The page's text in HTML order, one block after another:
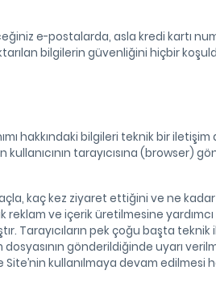
e-postalarda, asla kredi kartı
bilgilerin güvenliğini hiçbir
hakkındaki bilgileri teknik bir
tarayıcısına (browser)
kaç kez ziyaret ettiğini ve ne
ve içerik üretilmesine
Tarayıcıların pek çoğu başta teknik
gönderildiğinde uyarı
kullanılmaya devam